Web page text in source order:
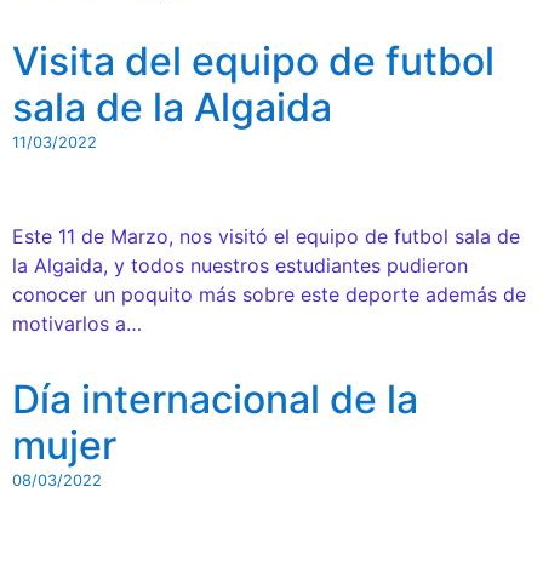
Visita del equipo de futbol
sala de la Algaida
11/03/2022
Este 11 de Marzo, nos visitó el equipo de futbol sala de
la Algaida, y todos nuestros estudiantes pudieron
conocer un poquito más sobre este deporte además de
motivarlos a…
Día internacional de la
mujer
08/03/2022